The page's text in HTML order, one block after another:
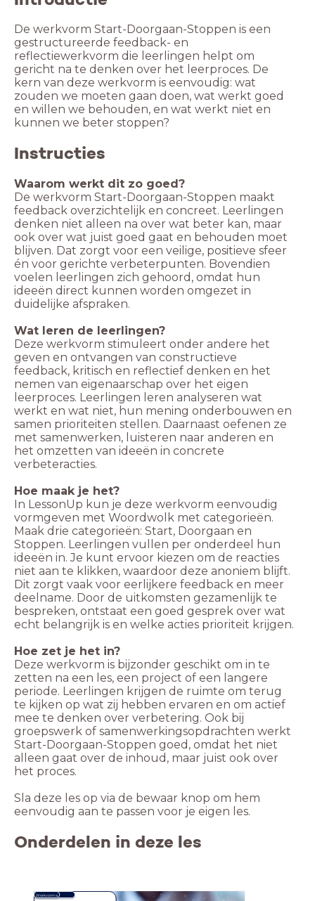
De werkvorm Start-Doorgaan-Stoppen is een
gestructureerde feedback- en
reflectiewerkvorm die leerlingen helpt om
gericht na te denken over het leerproces. De
kern van deze werkvorm is eenvoudig: wat
zouden we moeten gaan doen, wat werkt goed
en willen we behouden, en wat werkt niet en
kunnen we beter stoppen?
Instructies
Waarom werkt dit zo goed?
De werkvorm Start-Doorgaan-Stoppen maakt
feedback overzichtelijk en concreet. Leerlingen
denken niet alleen na over wat beter kan, maar
ook over wat juist goed gaat en behouden moet
blijven. Dat zorgt voor een veilige, positieve sfeer
én voor gerichte verbeterpunten. Bovendien
voelen leerlingen zich gehoord, omdat hun
ideeën direct kunnen worden omgezet in
duidelijke afspraken.
Wat leren de leerlingen?
Deze werkvorm stimuleert onder andere het
geven en ontvangen van constructieve
feedback, kritisch en reflectief denken en het
nemen van eigenaarschap over het eigen
leerproces. Leerlingen leren analyseren wat
werkt en wat niet, hun mening onderbouwen en
samen prioriteiten stellen. Daarnaast oefenen ze
met samenwerken, luisteren naar anderen en
het omzetten van ideeën in concrete
verbeteracties.
Hoe maak je het?
In LessonUp kun je deze werkvorm eenvoudig
vormgeven met Woordwolk met categorieën.
Maak drie categorieën: Start, Doorgaan en
Stoppen. Leerlingen vullen per onderdeel hun
ideeën in. Je kunt ervoor kiezen om de reacties
niet aan te klikken, waardoor deze anoniem blijft.
Dit zorgt vaak voor eerlijkere feedback en meer
deelname. Door de uitkomsten gezamenlijk te
bespreken, ontstaat een goed gesprek over wat
echt belangrijk is en welke acties prioriteit krijgen.
Hoe zet je het in?
Deze werkvorm is bijzonder geschikt om in te
zetten na een les, een project of een langere
periode. Leerlingen krijgen de ruimte om terug
te kijken op wat zij hebben ervaren en om actief
mee te denken over verbetering. Ook bij
groepswerk of samenwerkingsopdrachten werkt
Start-Doorgaan-Stoppen goed, omdat het niet
alleen gaat over de inhoud, maar juist ook over
het proces.
Sla deze les op via de bewaar knop om hem
eenvoudig aan te passen voor je eigen les.
Onderdelen in deze les
Werkvorme
n